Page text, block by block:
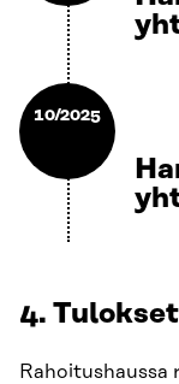
10/2025
4. Tulokset